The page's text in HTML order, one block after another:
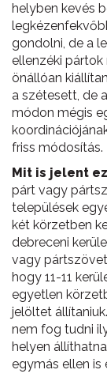
helyben kevés
gondolni, de a
ellenzéki
önállóan
a szétesett, de
módon mégis
friss módosítás.
Mit is jelent
párt vagy
települések
két körzetben
debreceni
vagy
hogy 11-11
egyetlen
jelöltet
nem fog tudni
helyen
egymás ellen is